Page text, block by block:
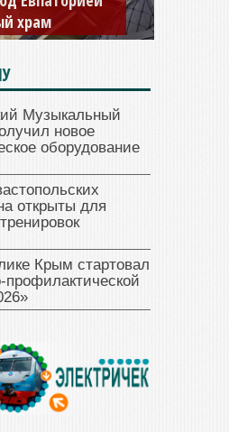
Музыкальный
новое
оборудование
открыты для
Крым стартовал